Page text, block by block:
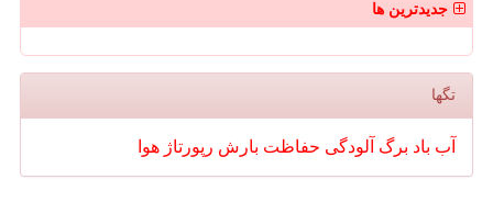
جدیدترین ها
تگها
آب باد برگ آلودگی حفاظت بارش رپورتاژ هوا